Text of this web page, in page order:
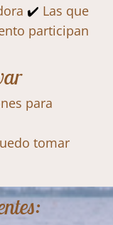
✔️ Las que
participan
para
tomar